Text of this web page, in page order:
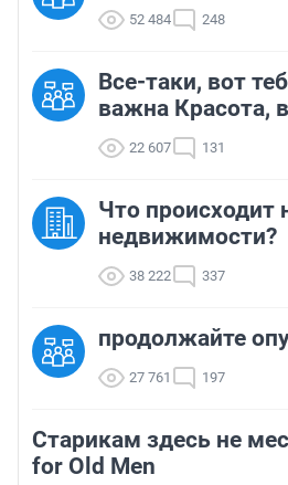
52 484 248
Все-таки, вот
важна Красота,
22 607 131
Что происходит
недвижимости?
38 222 337
продолжайте
27 761 197
Старикам здесь не
for Old Men